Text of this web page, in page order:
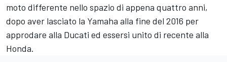
moto differente nello spazio di appena quattro anni,
dopo aver lasciato la Yamaha alla fine del 2016 per
approdare alla Ducati ed essersi unito di recente alla
Honda.